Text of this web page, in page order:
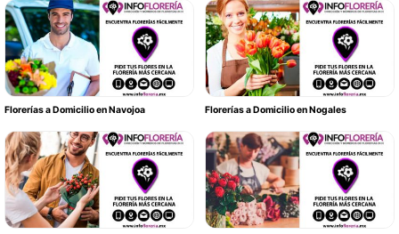
Florerías a Domicilio en Navojoa Florerías a Domicilio en Nogales